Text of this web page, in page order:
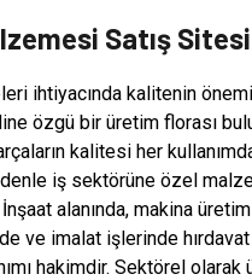
Satış Sitesi
ihtiyacında kalitenin
özgü bir üretim florası
kalitesi her
iş sektörüne özel
alanında, makina
ve imalat işlerinde hırdavat
hakimdir. Sektörel olarak